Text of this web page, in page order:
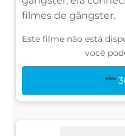
filmes de gângster.
Este filme não está
você